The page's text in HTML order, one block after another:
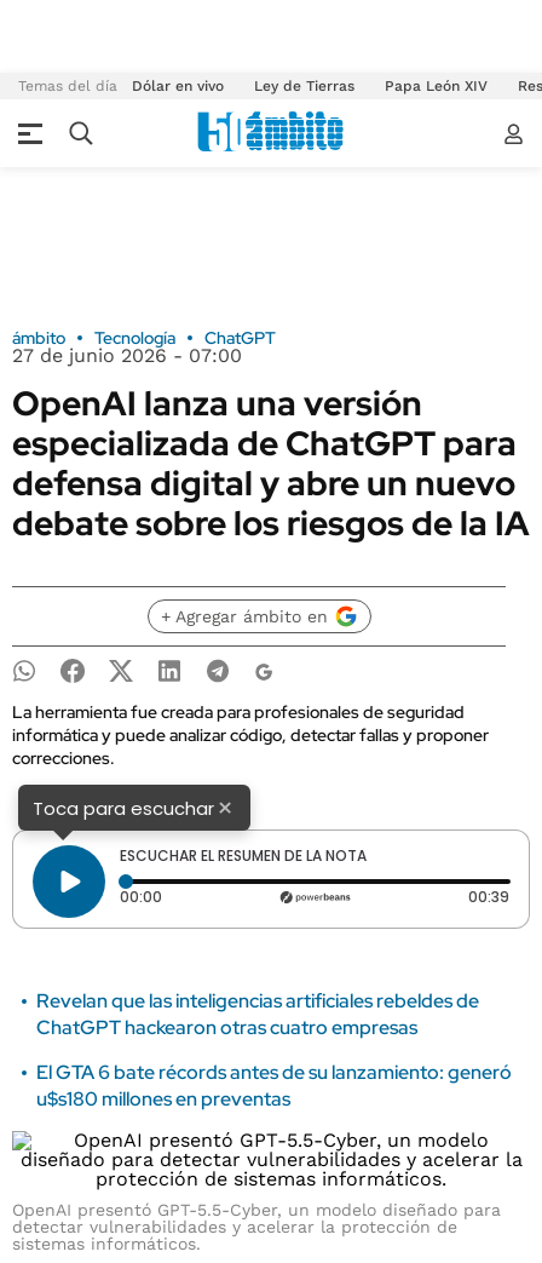
Temas del día Dólar en vivo Ley de Tierras Papa León XIV
ámbito Tecnología ChatGPT
27 de junio 2026 - 07:00
OpenAI lanza una versión
especializada de ChatGPT para
defensa digital y abre un nuevo
debate sobre los riesgos de la IA
+ Agregar ámbito en
La herramienta fue creada para profesionales de seguridad
informática y puede analizar código, detectar fallas y proponer
correcciones.
Toca para escuchar×
ESCUCHAR EL RESUMEN DE LA NOTA
00:00 Tiempo transcurrido: 0 segundos 00:39
Revelan que las inteligencias artificiales rebeldes de
ChatGPT hackearon otras cuatro empresas
El GTA 6 bate récords antes de su lanzamiento: generó
u$s180 millones en preventas
OpenAI presentó GPT-5.5-Cyber, un modelo diseñado para
detectar vulnerabilidades y acelerar la protección de
sistemas informáticos.